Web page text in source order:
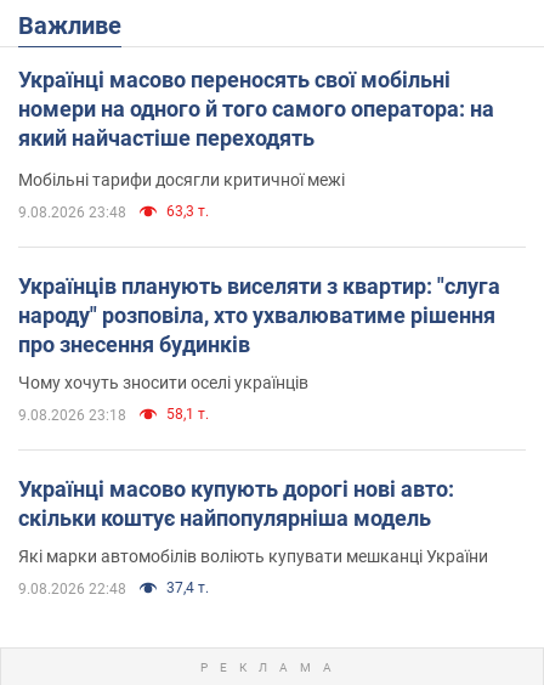
Важливе
Українці масово переносять свої мобільні
номери на одного й того самого оператора: на
який найчастіше переходять
Мобільні тарифи досягли критичної межі
9.08.2026 23:48 63,3 т.
Українців планують виселяти з квартир: "слуга
народу" розповіла, хто ухвалюватиме рішення
про знесення будинків
Чому хочуть зносити оселі українців
9.08.2026 23:18 58,1 т.
Українці масово купують дорогі нові авто:
скільки коштує найпопулярніша модель
Які марки автомобілів воліють купувати мешканці України
9.08.2026 22:48 37,4 т.